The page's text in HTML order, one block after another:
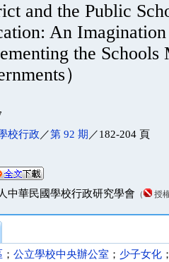
and the Public
An
the
）
校行政 ／第 92 期 ／182-204 頁
中華民國學校行政研究學會 （ 授
； 公立學校中央辦公室 ； 少子女化